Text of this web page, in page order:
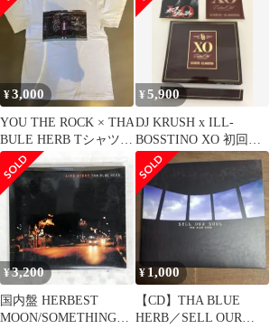
¥3,000
YOU THE ROCK × THA
BULE HERB Tシャツ L
サイズ
¥5,900
DJ KRUSH x ILL-
BOSSTINO XO 初回限
定CD2枚組
¥3,200
国内盤 HERBEST
MOON/SOMETHING
¥ 1,000
【CD】THA BLUE
HERB／SELL OUR